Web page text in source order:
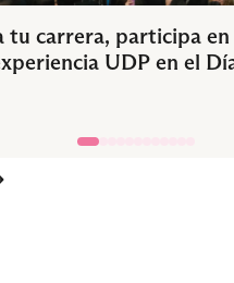
tu carrera, participa
UDP en el